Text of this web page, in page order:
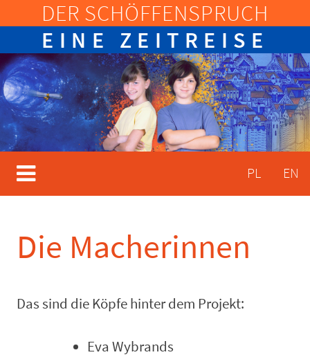
to
DER SCHÖFFENSPRUCH
EINE ZEITREISE
PL EN
Die Macherinnen
Das sind die Köpfe hinter dem Projekt:
Eva Wybrands